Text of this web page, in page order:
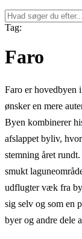
Tag:
Faro
Faro er hovedbyen
ønsker en mere
Byen kombinerer
afslappet byliv,
stemning året
smukt
udflugter væk fra
sig selv og som en
byer og andre dele